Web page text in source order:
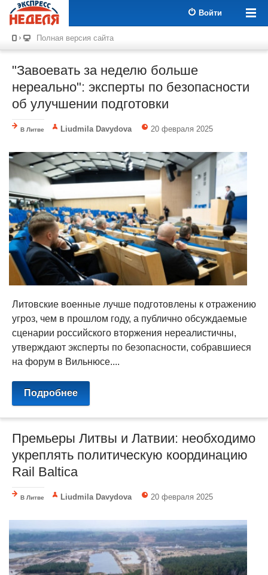
Войти
Полная версия сайта
"Завоевать за неделю больше
нереально": эксперты по безопасности
об улучшении подготовки
В Литве Liudmila Davydova 20 февраля 2025
Литовские военные лучше подготовлены к отражению
угроз, чем в прошлом году, а публично обсуждаемые
сценарии российского вторжения нереалистичны,
утверждают эксперты по безопасности, собравшиеся
на форум в Вильнюсе....
Подробнее
Премьеры Литвы и Латвии: необходимо
укреплять политическую координацию
Rail Baltica
В Литве Liudmila Davydova 20 февраля 2025